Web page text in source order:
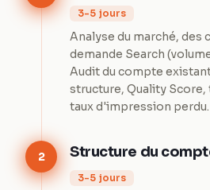
3-5 jours
Analyse du marché, des
demande Search
Audit du compte
structure, Quality
taux d'impression perdu.
2 Structure du
3-5 jours